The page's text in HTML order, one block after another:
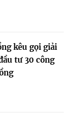
kêu gọi giải
tư 30 công